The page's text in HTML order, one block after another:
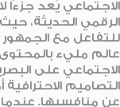
الاجتماعي يُعد جزءًا
الرقمي الحديثة،
للتفاعل مع
عالم مليء
الاجتماعي على
التصاميم الاحترافية
عن منافسيها. عندما